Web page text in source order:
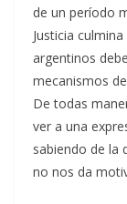
de un período
Justicia
argentinos
mecanismos
De todas
ver a una
sabiendo de la
no nos da